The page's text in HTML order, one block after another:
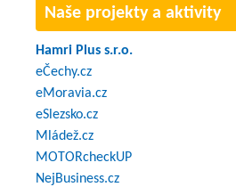
Naše projekty a aktivity
Hamri Plus s.r.o.
eČechy.cz
eMoravia.cz
eSlezsko.cz
Mládež.cz
MOTORcheckUP
NejBusiness.cz